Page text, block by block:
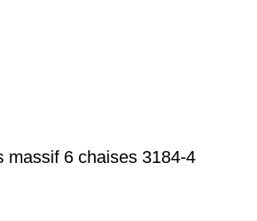
massif 6 chaises 3184-4